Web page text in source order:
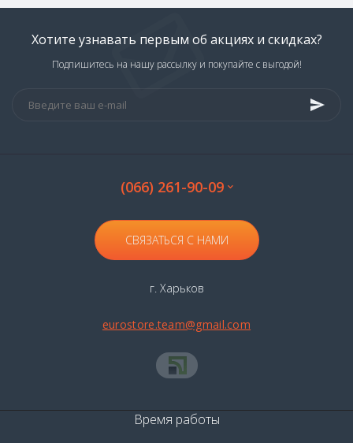
Хотите узнавать первым об акциях и скидках?
Подпишитесь на нашу рассылку и покупайте с выгодой!
(066) 261-90-09
СВЯЗАТЬСЯ С НАМИ
г. Харьков
eurostore.team@gmail.com
Время работы